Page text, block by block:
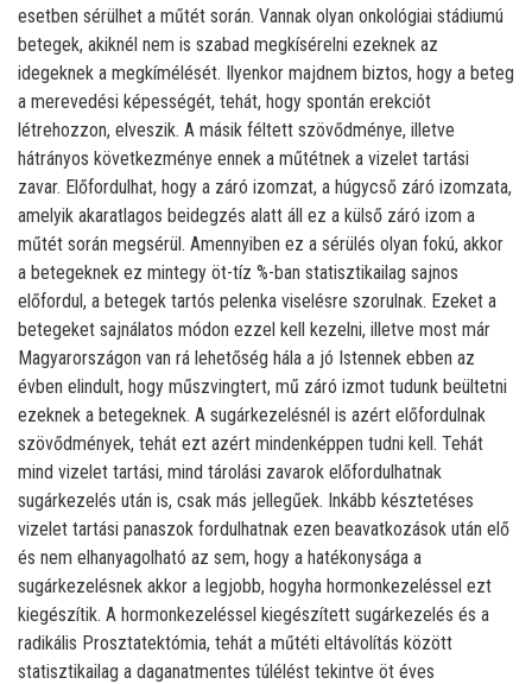
esetben sérülhet a műtét során. Vannak olyan onkológiai stádiumú
betegek, akiknél nem is szabad megkísérelni ezeknek az
idegeknek a megkímélését. Ilyenkor majdnem biztos, hogy a beteg
a merevedési képességét, tehát, hogy spontán erekciót
létrehozzon, elveszik. A másik féltett szövődménye, illetve
hátrányos következménye ennek a műtétnek a vizelet tartási
zavar. Előfordulhat, hogy a záró izomzat, a húgycső záró izomzata,
amelyik akaratlagos beidegzés alatt áll ez a külső záró izom a
műtét során megsérül. Amennyiben ez a sérülés olyan fokú, akkor
a betegeknek ez mintegy öt-tíz %-ban statisztikailag sajnos
előfordul, a betegek tartós pelenka viselésre szorulnak. Ezeket a
betegeket sajnálatos módon ezzel kell kezelni, illetve most már
Magyarországon van rá lehetőség hála a jó Istennek ebben az
évben elindult, hogy műszvingtert, mű záró izmot tudunk beültetni
ezeknek a betegeknek. A sugárkezelésnél is azért előfordulnak
szövődmények, tehát ezt azért mindenképpen tudni kell. Tehát
mind vizelet tartási, mind tárolási zavarok előfordulhatnak
sugárkezelés után is, csak más jellegűek. Inkább késztetéses
vizelet tartási panaszok fordulhatnak ezen beavatkozások után elő
és nem elhanyagolható az sem, hogy a hatékonysága a
sugárkezelésnek akkor a legjobb, hogyha hormonkezeléssel ezt
kiegészítik. A hormonkezeléssel kiegészített sugárkezelés és a
radikális Prosztatektómia, tehát a műtéti eltávolítás között
statisztikailag a daganatmentes túlélést tekintve öt éves